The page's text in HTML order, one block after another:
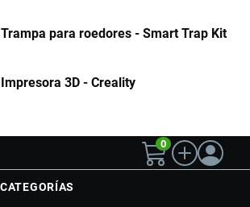
Trampa para roedores - Smart Trap Kit
Impresora 3D - Creality
0
CATEGORÍAS